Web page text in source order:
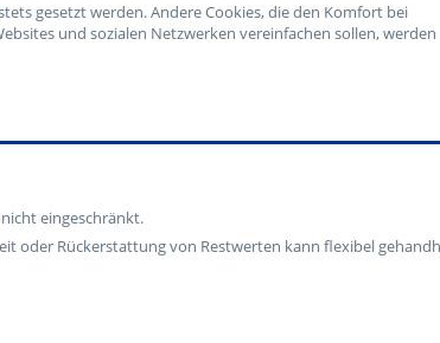
kann.
eingeschränkt.
oder Rückerstattung von Restwerten kann flexibel
gesetzt werden. Andere Cookies, die den Komfort bei
und sozialen Netzwerken vereinfachen sollen, werden